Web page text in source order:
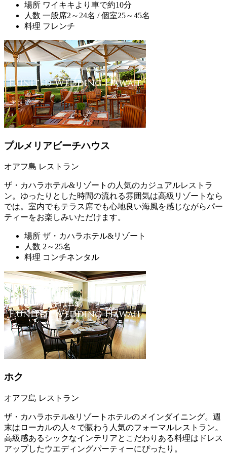
場所 ワイキキより車で約10分
人数 一般席2～24名 / 個室25～45名
料理 フレンチ
プルメリアビーチハウス
オアフ島 レストラン
ザ・カハラホテル&リゾートの人気のカジュアルレストラ
ン。ゆったりとした時間の流れる雰囲気は高級リゾートなら
では。室内でもテラス席でも心地良い海風を感じながらパー
ティーをお楽しみいただけます。
場所 ザ・カハラホテル&リゾート
人数 2～25名
料理 コンチネンタル
ホク
オアフ島 レストラン
ザ・カハラホテル&リゾートホテルのメインダイニング。週
末はローカルの人々で賑わう人気のフォーマルレストラン。
高級感あるシックなインテリアとこだわりある料理はドレス
アップしたウエディングパーティーにぴったり。